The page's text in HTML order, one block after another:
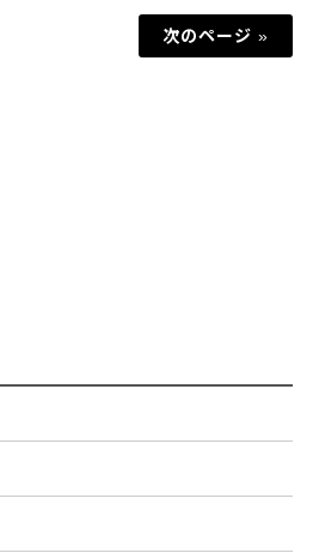
次のページ »